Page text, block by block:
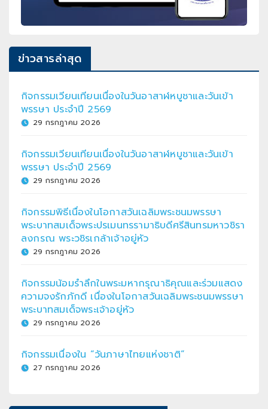
ข่าวสารล่าสุด
กิจกรรมเวียนเทียนเนื่องในวันอาสาฬหบูชาและวันเข้า
พรรษา ประจำปี 2569
29 กรกฎาคม 2026
กิจกรรมเวียนเทียนเนื่องในวันอาสาฬหบูชาและวันเข้า
พรรษา ประจำปี 2569
29 กรกฎาคม 2026
กิจกรรมพิธีเนื่องในโอกาสวันเฉลิมพระชนมพรรษา
พระบาทสมเด็จพระปรเมนทรรามาธิบดีศรีสินทรมหาวชิรา
ลงกรณ พระวชิรเกล้าเจ้าอยู่หัว
29 กรกฎาคม 2026
กิจกรรมน้อมรำลึกในพระมหากรุณาธิคุณและร่วมแสดง
ความจงรักภักดี เนื่องในโอกาสวันเฉลิมพระชนมพรรษา
พระบาทสมเด็จพระเจ้าอยู่หัว
29 กรกฎาคม 2026
กิจกรรมเนื่องใน “วันภาษาไทยแห่งชาติ”
27 กรกฎาคม 2026